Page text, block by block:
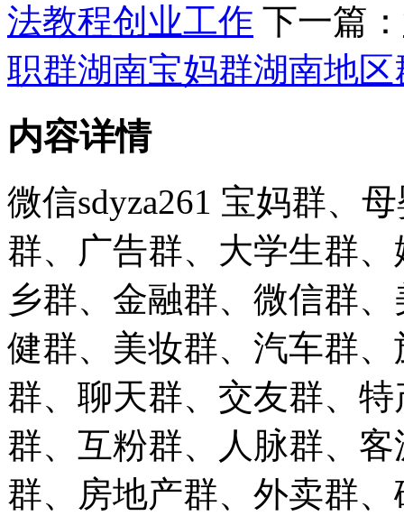
法教程创业工作 下一篇：
职群湖南宝妈群湖南地
内容详情
微信sdyza261 宝妈群、
群、广告群、大学生群
乡群、金融群、微信群
健群、美妆群、汽车群
群、聊天群、交友群、
群、互粉群、人脉群、
群、房地产群、外卖群